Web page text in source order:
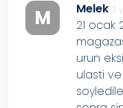
M Melek 3
21 ocak
urun
ulasti